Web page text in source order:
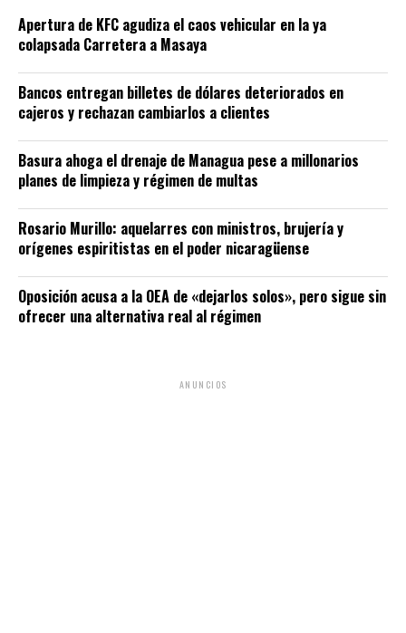
Apertura de KFC agudiza el caos vehicular en la ya
colapsada Carretera a Masaya
Bancos entregan billetes de dólares deteriorados en
cajeros y rechazan cambiarlos a clientes
Basura ahoga el drenaje de Managua pese a millonarios
planes de limpieza y régimen de multas
Rosario Murillo: aquelarres con ministros, brujería y
orígenes espiritistas en el poder nicaragüense
Oposición acusa a la OEA de «dejarlos solos», pero sigue sin
ofrecer una alternativa real al régimen
ANUNCIOS